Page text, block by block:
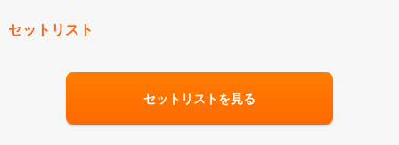
セットリスト
セットリストを見る